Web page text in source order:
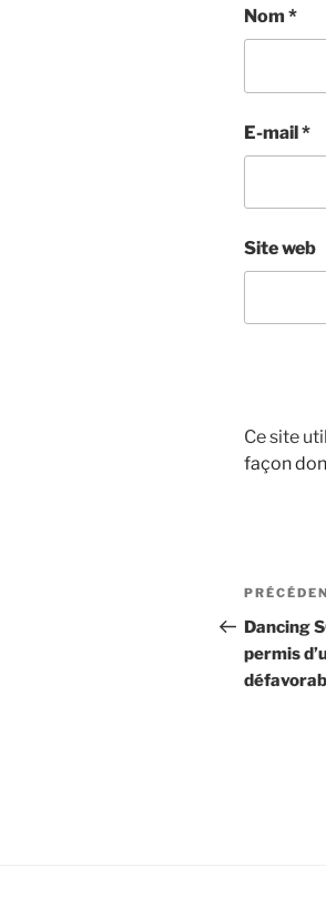
Nom *
E-mail*
Site web
Ce site
façon
de
Article
Dancing
permis